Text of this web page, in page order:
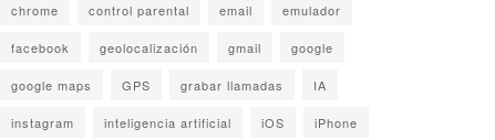
chrome control parental email emulador
facebook geolocalización gmail google
google maps GPS grabar llamadas IA
instagram inteligencia artificial iOS iPhone